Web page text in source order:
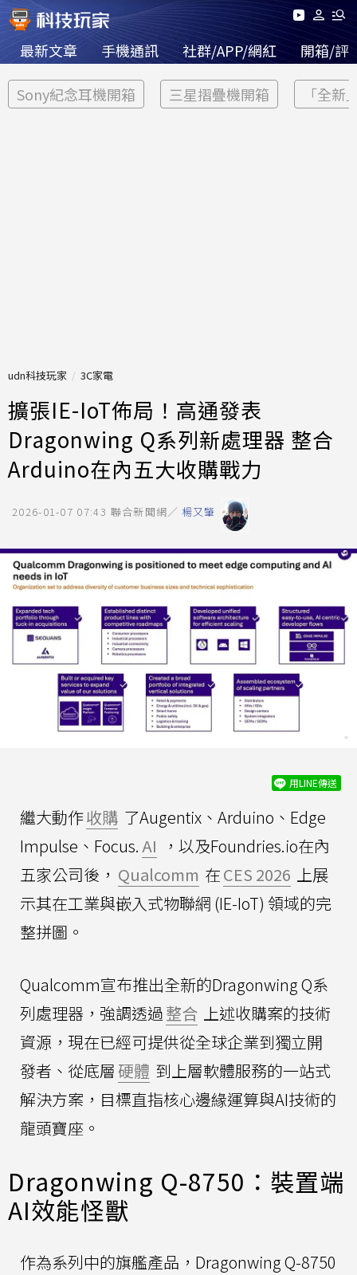
最新文章 手機通訊 社群/APP/網紅 開箱/評
Sony紀念耳機開箱 三星摺疊機開箱 「全新
udn科技玩家 3C家電
擴張IE-IoT佈局！高通發表
Dragonwing Q系列新處理器 整合
Arduino在內五大收購戰力
2026-01-07 07:43 聯合新聞網／ 楊又肇
用LINE傳送
繼大動作收購 了Augentix、Arduino、Edge
Impulse、Focus.AI ，以及Foundries.io在內
五家公司後， Qualcomm 在CES 2026 上展
示其在工業與嵌入式物聯網 (IE-IoT) 領域的完
整拼圖。
Qualcomm宣布推出全新的Dragonwing Q系
列處理器，強調透過整合 上述收購案的技術
資源，現在已經可提供從全球企業到獨立開
發者、從底層硬體 到上層軟體服務的一站式
解決方案，目標直指核心邊緣運算與AI技術的
龍頭寶座。
Dragonwing Q-8750：裝置端
AI效能怪獸
作為系列中的旗艦產品，Dragonwing Q-8750